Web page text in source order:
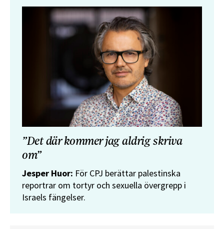
”Det där kommer jag aldrig skriva
om”
Jesper Huor: För CPJ berättar palestinska
reportrar om tortyr och sexuella övergrepp i
Israels fängelser.